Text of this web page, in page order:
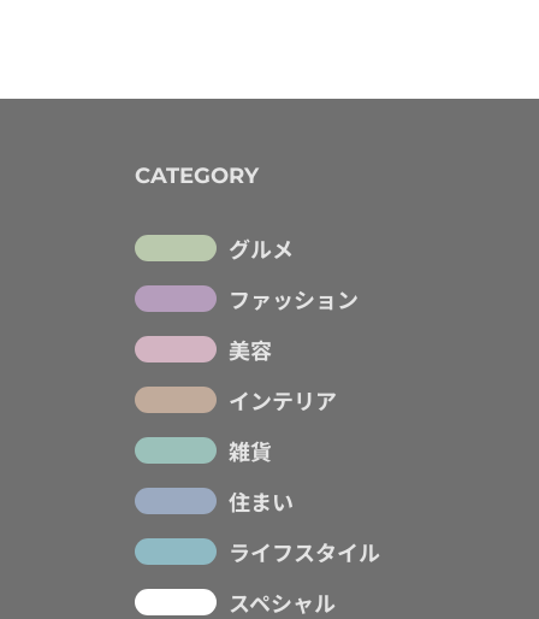
CATEGORY
グルメ
ファッション
美容
インテリア
雑貨
住まい
ライフスタイル
スペシャル